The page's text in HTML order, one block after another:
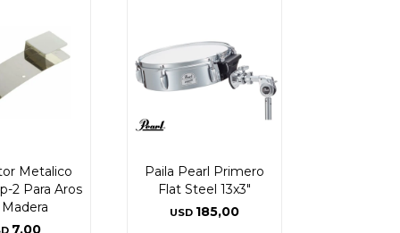
Metalico
2 Para Aros
7,00
Paila Pearl Primero
Flat Steel 13x3"
USD 185,00